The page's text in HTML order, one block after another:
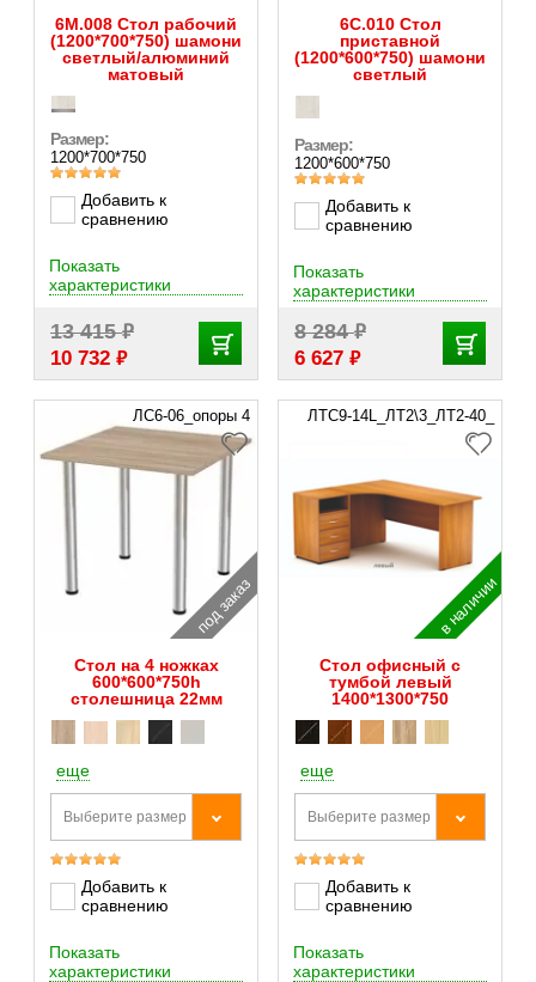
6М.008 Стол рабочий
(1200*700*750) шамони
светлый/алюминий
матовый
Размер:
1200*700*750
Добавить к
сравнению
13 415₽
10 732 ₽
Показать
характеристики
6С.010 Стол
приставной
(1200*600*750) шамони
светлый
Размер:
1200*600*750
Добавить к
сравнению
8 284₽
6 627 ₽
Показать
характеристики
ЛС6-06_опоры 4
под заказ
Стол на 4 ножках
600*600*750h
столешница 22мм
еще
Выберите размер
Добавить к
сравнению
Показать
характеристики
ЛТС9-14L_ЛТ2\3_ЛТ2-40_
в наличии
Стол офисный с
тумбой левый
1400*1300*750
еще
Выберите размер
Добавить к
сравнению
Показать
характеристики